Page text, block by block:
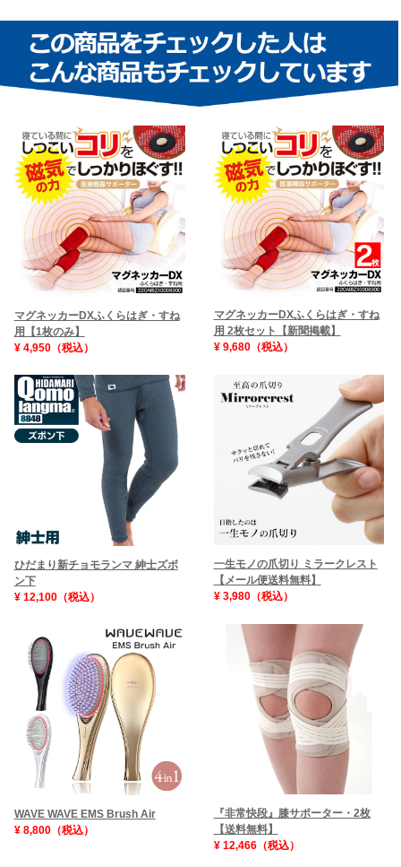
マグネッカーDXふくらはぎ・すね
用【1枚のみ】
¥ 4,950（税込）
マグネッカーDXふくらはぎ・すね
用 2枚セット【新聞掲載】
¥ 9,680（税込）
ひだまり新チョモランマ 紳士ズボ
ン下
¥ 12,100（税込）
一生モノの爪切り ミラークレスト
【メール便送料無料】
¥ 3,980（税込）
WAVE WAVE EMS Brush Air
¥ 8,800（税込）
『非常快段』膝サポーター・2枚
【送料無料】
¥ 12,466（税込）